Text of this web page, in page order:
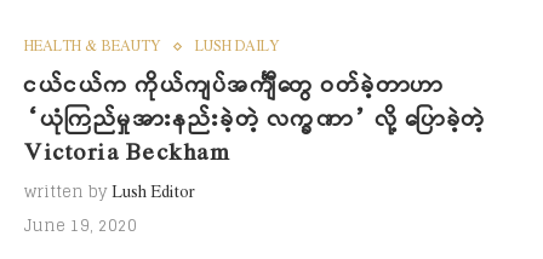
HEALTH & BEAUTY LUSH DAILY
ငယ်ငယ်က ကိုယ်ကျပ်အင်္ကျီတွေ ဝတ်ခဲ့တာဟာ
“ယုံကြည်မှုအားနည်းခဲ့တဲ့ လက္ခဏာ” လို့ ပြောခဲ့တဲ့
Victoria Beckham
written byLush Editor
June 19, 2020